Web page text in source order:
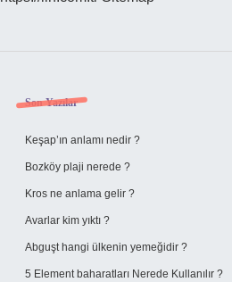
Sidebar
Son Yazılar
Keşap’ın anlamı nedir ?
Bozköy plaji nerede ?
Kros ne anlama gelir ?
Avarlar kim yıktı ?
Abguşt hangi ülkenin yemeğidir ?
5 Element baharatları Nerede Kullanılır ?